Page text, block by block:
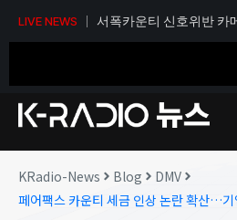
LIVE NEWS
서폭카운티 신호위반 카
당 티켓 1건당 36달러
KRadio-News Blog
DMV
페어팩스 카운티 세금 인상 논란 확산…